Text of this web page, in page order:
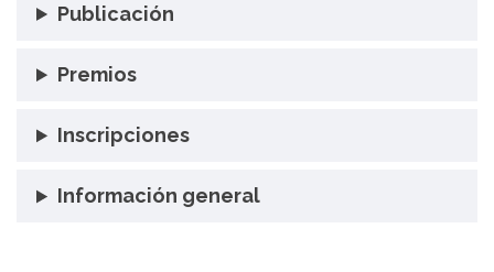
Publicación
Premios
Inscripciones
Información general